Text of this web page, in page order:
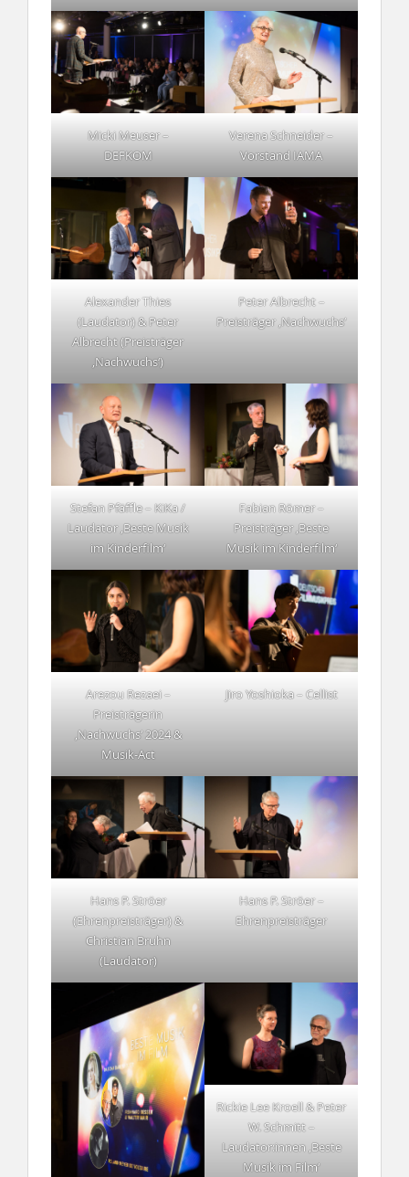
Micki Meuser –
DEFKOM
Verena Schneider –
Vorstand IAMA
Alexander Thies
(Laudator) & Peter
Albrecht (Preisträger
‚Nachwuchs‘)
Peter Albrecht –
Preisträger ‚Nachwuchs‘
Stefan Pfäffle – KiKa /
Laudator ‚Beste Musik
im Kinderfilm‘
Fabian Römer –
Preisträger ‚Beste
Musik im Kinderfilm‘
Arezou Rezaei –
Preisträgerin
‚Nachwuchs‘ 2024 &
Musik-Act
Jiro Yoshioka – Cellist
Hans P. Ströer
(Ehrenpreisträger) &
Christian Bruhn
(Laudator)
Hans P. Ströer –
Ehrenpreisträger
Rickie Lee Kroell & Peter
W. Schmitt –
Laudator:innen ‚Beste
Musik im Film‘